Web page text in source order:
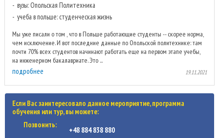
вузы: Опольская Политехника
учеба в польше: студенческая жизнь
Мы уже писали о том , что в Польше работающие студенты -- скорее норма,
чем исключение. И вот последние данные по Опольской политехнике: там
почти 70% всех студентов начинают работать еще на первом этапе учебы,
на инженерном бакалавриате. Это ...
подробнее 19.11.2021
Если Вас заинтересовало данное мероприятие, программа
обучения или тур, вы можете:
Позвонить:
+48 884 838 880